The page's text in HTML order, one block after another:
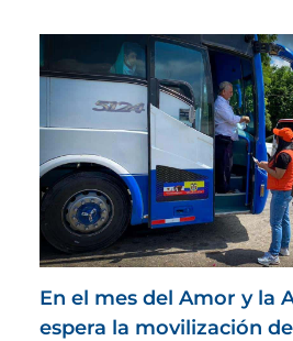
En el mes del Amor y la
espera la movilización de